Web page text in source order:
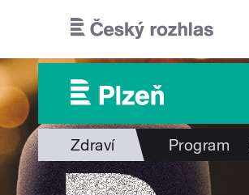
Zdraví Program